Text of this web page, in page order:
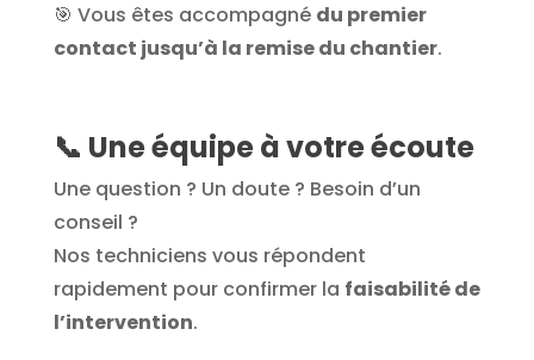
🎯 Vous êtes accompagné du premier
contact jusqu’à la remise du chantier.
📞 Une équipe à votre écoute
Une question ? Un doute ? Besoin d’un
conseil ?
Nos techniciens vous répondent
rapidement pour confirmer la faisabilité de
l’intervention.